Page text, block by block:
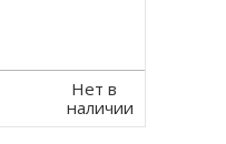
Нет в
наличии